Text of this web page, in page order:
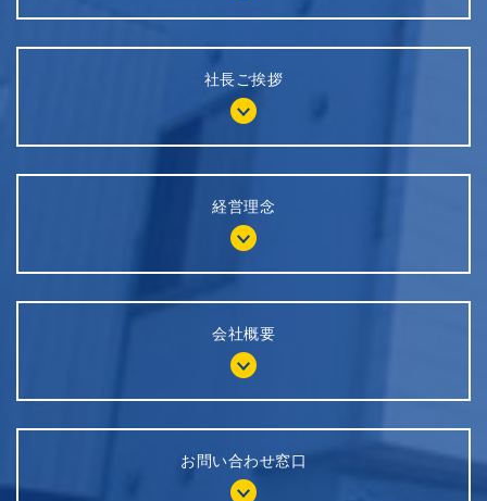
社長ご挨拶
経営理念
会社概要
お問い合わせ窓口